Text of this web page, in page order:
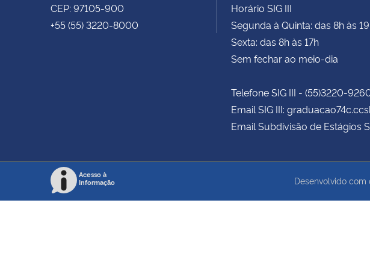
CEP: 97105-900
+55 (55) 3220-8000
Horário SIG III
Segunda à Quinta: das 8h às
Sexta: das 8h às 17h
Sem fechar ao meio-dia
Telefone SIG III - (55)3220-
Email SIG III:
Email Subdivisão de Estágios
Acesso à
Informação
Desenvolvido